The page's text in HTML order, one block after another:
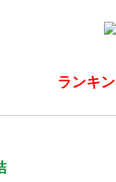
ランキ